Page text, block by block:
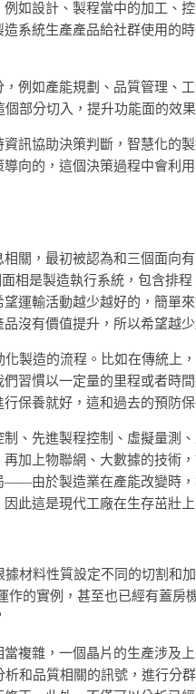
如設計、製程當中的加工、
系統生產產品給社群使用的
例如產能規劃、品質管理、
部分切入，提升功能面的效
訊協助決策判斷，智慧化的
向的，這個決策過程中會利
關，最初被認為和三個面向
相是製造執行系統，包含排
運輸活動越少越好的，簡單
沒有價值提升，所以希望越少
製造的流程。比如在傳統上
習慣以一定量的里程或者時
保養就好，這和過去的預防
、先進製程控制、虛擬量測
再加上物聯網、大數據的技
——由於製造業在產能改變時
此這是現代工廠在生存茁壯
材料性質設定不同的切割和
的實例，甚至也已經有蓋房
複雜，一個晶片的生產涉及
和品質相關的訊號，進行分